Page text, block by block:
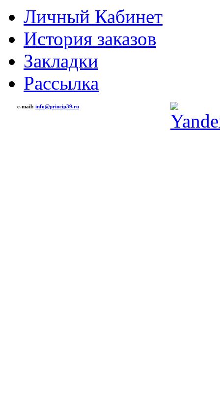
Личный Кабинет
История заказов
Закладки
Рассылка
e-mail: info@princip39.ru